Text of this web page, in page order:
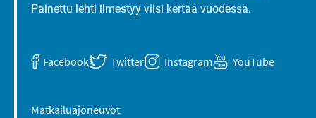
Painettu lehti ilmestyy viisi kertaa vuodessa.
Facebook Twitter Instagram YouTube
Matkailuajoneuvot